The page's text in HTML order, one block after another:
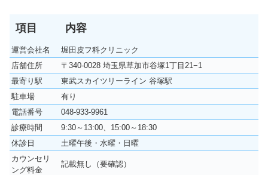
項目 内容
運営会社名
堀田皮フ科クリニック
店舗住所
〒340-0028 埼玉県草加市谷塚1丁目21−1
最寄り駅
東武スカイツリーライン 谷塚駅
駐車場
有り
電話番号
048-933-9961
診療時間
9:30～13:00、15:00～18:30
休診日
土曜午後・水曜・日曜
カウンセリ
ング料金
記載無し（要確認）